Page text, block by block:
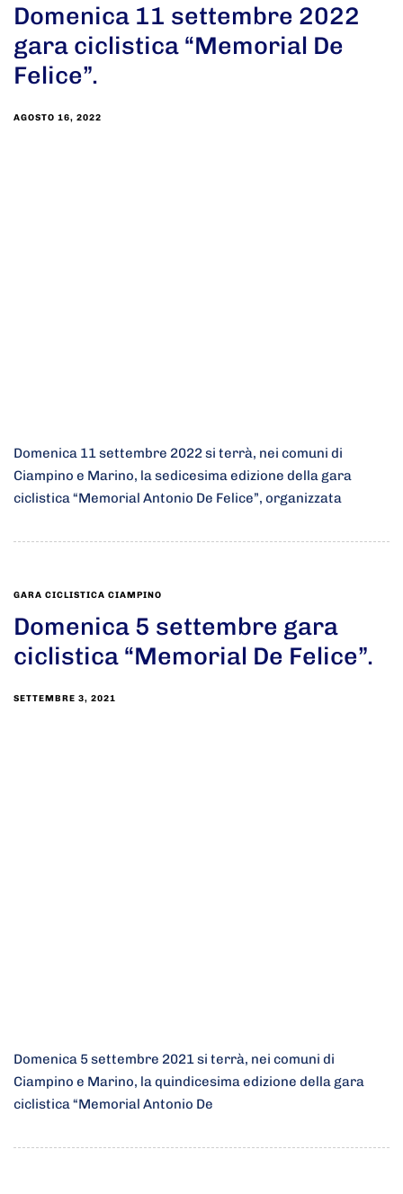
Domenica 11 settembre 2022
gara ciclistica “Memorial De
Felice”.
AGOSTO 16, 2022
Domenica 11 settembre 2022 si terrà, nei comuni di
Ciampino e Marino, la sedicesima edizione della gara
ciclistica “Memorial Antonio De Felice”, organizzata
GARA CICLISTICA CIAMPINO
Domenica 5 settembre gara
ciclistica “Memorial De Felice”.
SETTEMBRE 3, 2021
Domenica 5 settembre 2021 si terrà, nei comuni di
Ciampino e Marino, la quindicesima edizione della gara
ciclistica “Memorial Antonio De